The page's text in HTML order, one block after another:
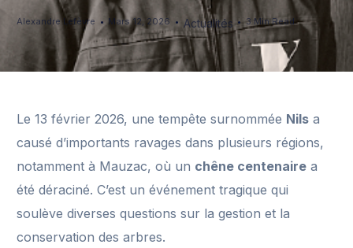
Alexandre Lefèvre Mars 12, 2026 Actualités 3 Min Read
Le 13 février 2026, une tempête surnommée Nils a
causé d’importants ravages dans plusieurs régions,
notamment à Mauzac, où un chêne centenaire a
été déraciné. C’est un événement tragique qui
soulève diverses questions sur la gestion et la
conservation des arbres.